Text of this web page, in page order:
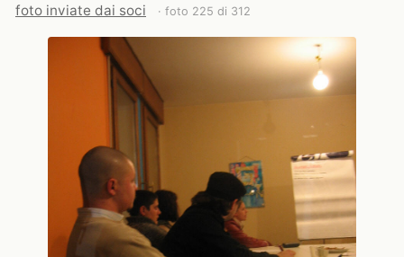
foto inviate dai soci
· foto 225 di 312